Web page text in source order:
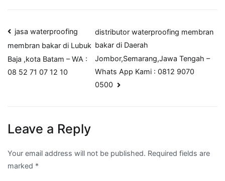
Post
navigation
jasa waterproofing
membran bakar di Lubuk
Baja ,kota Batam – WA :
08 52 71 07 12 10
distributor waterproofing membran
bakar di Daerah
Jombor,Semarang,Jawa Tengah –
Whats App Kami : 0812 9070
0500
Leave a Reply
Your email address will not be published. Required fields are
marked *